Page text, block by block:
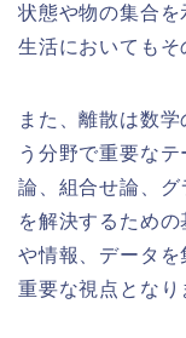
状態や物の集合
生活においてもそ
また、離散は数
う分野で重要な
論、組合せ論、
を解決するため
や情報、データ
重要な視点となり